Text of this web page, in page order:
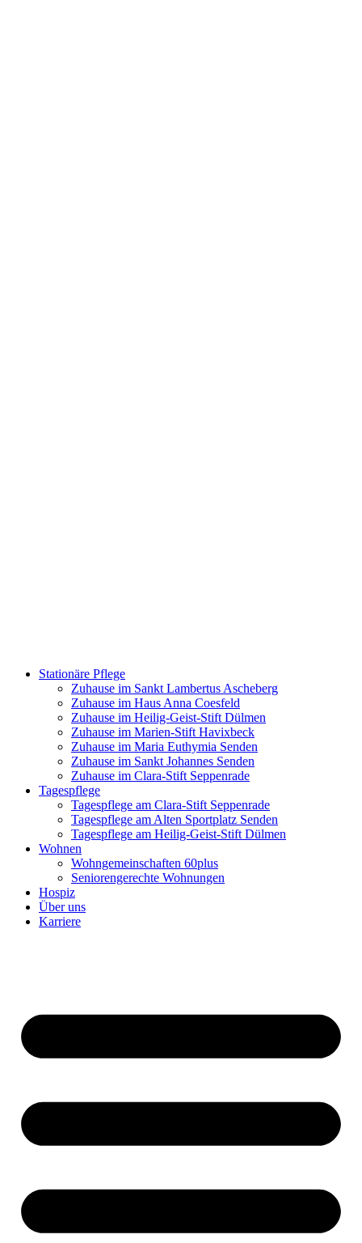
Stationäre Pflege
Zuhause im Sankt Lambertus Ascheberg
Zuhause im Haus Anna Coesfeld
Zuhause im Heilig-Geist-Stift Dülmen
Zuhause im Marien-Stift Havixbeck
Zuhause im Maria Euthymia Senden
Zuhause im Sankt Johannes Senden
Zuhause im Clara-Stift Seppenrade
Tagespflege
Tagespflege am Clara-Stift Seppenrade
Tagespflege am Alten Sportplatz Senden
Tagespflege am Heilig-Geist-Stift Dülmen
Wohnen
Wohngemeinschaften 60plus
Seniorengerechte Wohnungen
Hospiz
Über uns
Karriere